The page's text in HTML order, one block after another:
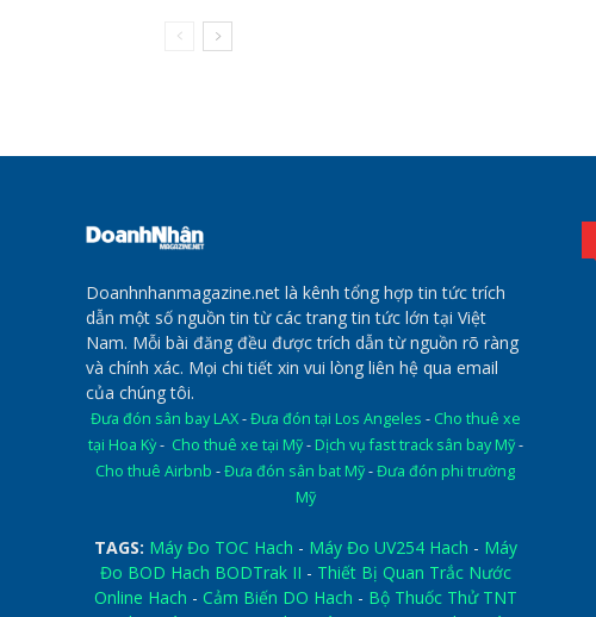
Doanhnhanmagazine.net là kênh tổng hợp tin tức trích
dẫn một số nguồn tin từ các trang tin tức lớn tại Việt
Nam. Mỗi bài đăng đều được trích dẫn từ nguồn rõ ràng
và chính xác. Mọi chi tiết xin vui lòng liên hệ qua email
của chúng tôi.
Đưa đón sân bay LAX-Đưa đón tại Los Angeles - Cho thuê xe
tại Hoa Kỳ- Cho thuê xe tại Mỹ- Dịch vụ fast track sân bay Mỹ-
Cho thuê Airbnb -Đưa đón sân bat Mỹ-Đưa đón phi trường
Mỹ
TAGS: Máy Đo TOC Hach - Máy Đo UV254 Hach - Máy
Đo BOD Hach BODTrak II - Thiết Bị Quan Trắc Nước
Online Hach - Cảm Biến DO Hach - Bộ Thuốc Thử TNT